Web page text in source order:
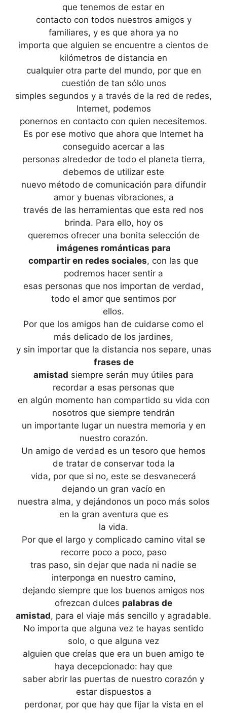
que tenemos de estar en
contacto con todos nuestros amigos y
familiares, y es que ahora ya no
importa que alguien se encuentre a cientos de
kilómetros de distancia en
cualquier otra parte del mundo, por que en
cuestión de tan sólo unos
simples segundos y a través de la red de redes,
Internet, podemos
ponernos en contacto con quien necesitemos.
Es por ese motivo que ahora que Internet ha
conseguido acercar a las
personas alrededor de todo el planeta tierra,
debemos de utilizar este
nuevo método de comunicación para difundir
amor y buenas vibraciones, a
través de las herramientas que esta red nos
brinda. Para ello, hoy os
queremos ofrecer una bonita selección de
imágenes románticas para
compartir en redes sociales, con las que
podremos hacer sentir a
esas personas que nos importan de verdad,
todo el amor que sentimos por
ellos.
Por que los amigos han de cuidarse como el
más delicado de los jardines,
y sin importar que la distancia nos separe, unas
frases de
amistad siempre serán muy útiles para
recordar a esas personas que
en algún momento han compartido su vida con
nosotros que siempre tendrán
un importante lugar un nuestra memoria y en
nuestro corazón.
Un amigo de verdad es un tesoro que hemos
de tratar de conservar toda la
vida, por que si no, este se desvanecerá
dejando un gran vacío en
nuestra alma, y dejándonos un poco más solos
en la gran aventura que es
la vida.
Por que el largo y complicado camino vital se
recorre poco a poco, paso
tras paso, sin dejar que nada ni nadie se
interponga en nuestro camino,
dejando siempre que los buenos amigos nos
ofrezcan dulces palabras de
amistad, para el viaje más sencillo y agradable.
No importa que alguna vez te hayas sentido
solo, o que alguna vez
alguien que creías que era un buen amigo te
haya decepcionado: hay que
saber abrir las puertas de nuestro corazón y
estar dispuestos a
perdonar, por que hay que fijar la vista en el